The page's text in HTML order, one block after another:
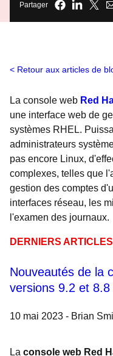
Partager
Retour aux articles de
La console web Red
une interface web de
systèmes RHEL.
administrateurs
pas encore Linux,
complexes, telles que
gestion des comptes
interfaces réseau, les
l'examen des journaux.
DERNIERS ARTICLES
Nouveautés de la
versions 9.2 et 8.8
10 mai 2023 - Brian
La console web Red